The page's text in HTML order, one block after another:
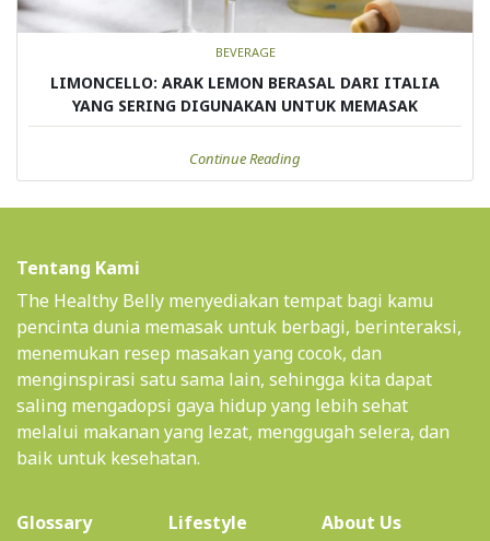
BEVERAGE
LIMONCELLO: ARAK LEMON BERASAL DARI ITALIA
YANG SERING DIGUNAKAN UNTUK MEMASAK
Continue Reading
Tentang Kami
The Healthy Belly menyediakan tempat bagi kamu
pencinta dunia memasak untuk berbagi, berinteraksi,
menemukan resep masakan yang cocok, dan
menginspirasi satu sama lain, sehingga kita dapat
saling mengadopsi gaya hidup yang lebih sehat
melalui makanan yang lezat, menggugah selera, dan
baik untuk kesehatan.
Glossary Lifestyle About Us(current)